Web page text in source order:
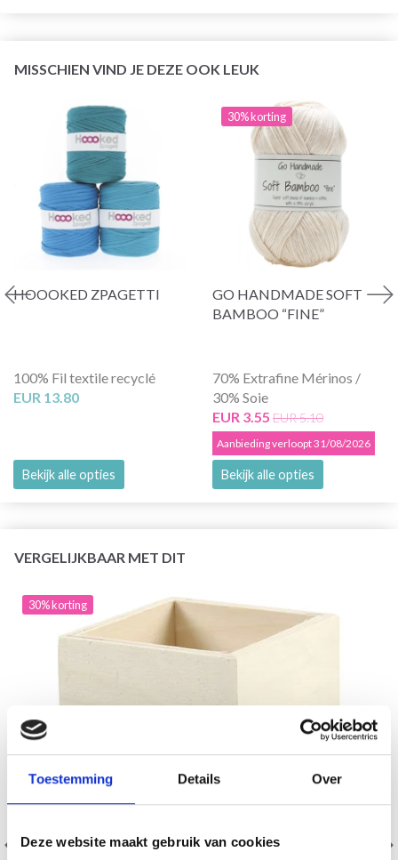
Toestemming Details Over
Deze website maakt gebruik van cookies
MISSCHIEN VIND JE DEZE OOK LEUK
HOOOKED ZPAGETTI
100% Fil textile recyclé
EUR 13.80
Bekijk alle opties
30% korting
GO HANDMADE SOFT
BAMBOO “FINE”
70% Extrafine Mérinos /
30% Soie
EUR 3.55 EUR 5.10
Aanbieding verloopt 31/08/2026
Bekijk alle opties
VERGELIJKBAAR MET DIT
30% korting